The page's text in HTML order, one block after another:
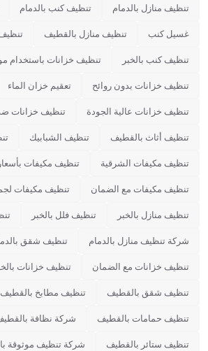
تنظيف منازل بالدمام تنظيف كنب بالدمام
غسيل كنب تنظيف منازل بالقطيف
تنظيف كنب بالخبر تنظيف خزانات باستخدام
تنظيف خزانات بدون روائح تعقيم خزان الماء
تنظيف خزانات عالية الجودة تنظيف خزانات ضد
تنظيف أثاث بالقطيف تنظيف الشبابيك
تنظيف مكيفات الشرقية تنظيف مكيفات
تنظيف مكيفات مع الضمان تنظيف مكيفات
تنظيف منازل بالخبر تنظيف فلل بالخبر
شركة تنظيف منازل بالدمام تنظيف شقق
تنظيف خزانات مع الضمان تنظيف خزانات
تنظيف شقق بالقطيف تنظيف مطابخ بالقطيف
تنظيف حمامات بالقطيف شركة نظافة
تنظيف ستائر بالقطيف شركة تنظيف موثوقة